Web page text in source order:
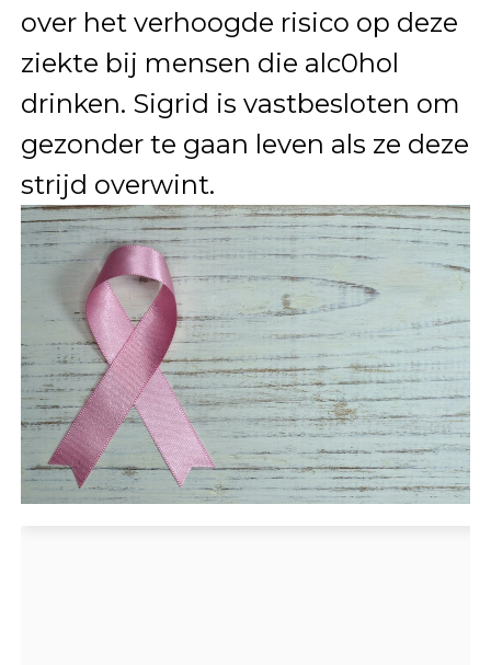
over het verhoogde risico op deze
ziekte bij mensen die alc0hol
drinken. Sigrid is vastbesloten om
gezonder te gaan leven als ze deze
strijd overwint.